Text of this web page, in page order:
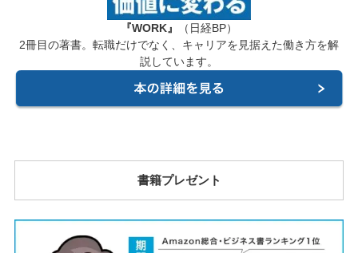
『WORK』
（日経BP）
2冊目の著書。転職だけでなく、キャリアを見据えた働き方を解
説しています。
書籍プレゼント